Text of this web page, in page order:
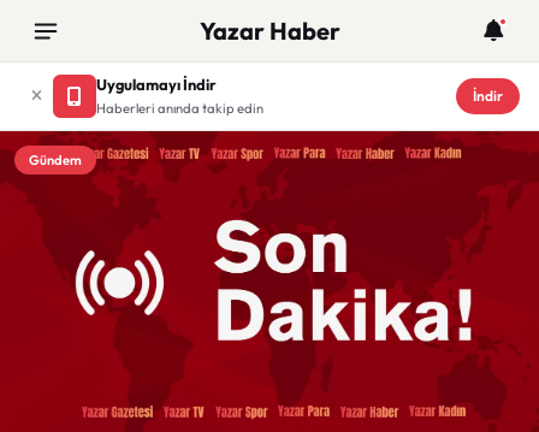
Yazar Haber
Uygulamayı İndir
Haberleri anında takip edin
İndir
Gündem